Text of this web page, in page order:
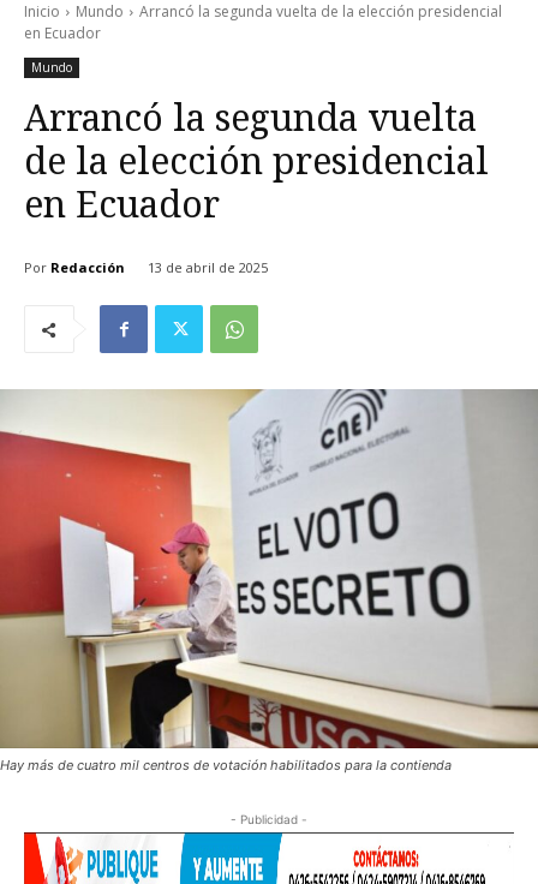
Inicio Mundo
Arrancó la segunda vuelta de la elección presidencial
en Ecuador
Mundo
Arrancó la segunda vuelta
de la elección presidencial
en Ecuador
Por Redacción 13 de abril de 2025
Hay más de cuatro mil centros de votación habilitados para la contienda
- Publicidad -